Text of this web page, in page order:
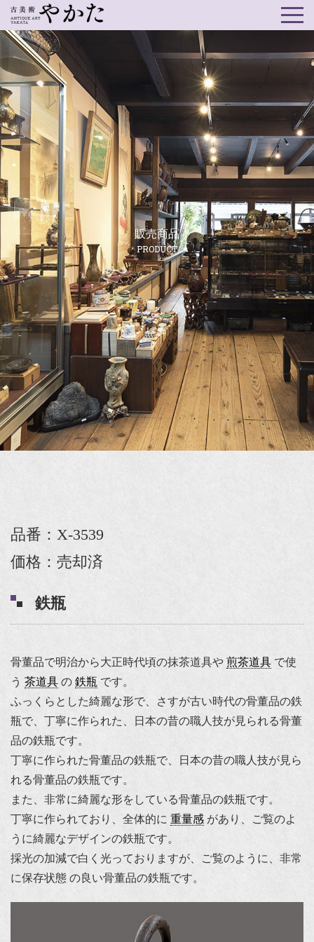
販売商品
PRODUCT
品番：X-3539
価格：売却済
鉄瓶
骨董品で明治から大正時代頃の抹茶道具や 煎茶道具 で使
う 茶道具 の 鉄瓶 です。
ふっくらとした綺麗な形で、さすが古い時代の骨董品の鉄
瓶で、丁寧に作られた、日本の昔の職人技が見られる骨董
品の鉄瓶です。
丁寧に作られた骨董品の鉄瓶で、日本の昔の職人技が見ら
れる骨董品の鉄瓶です。
また、非常に綺麗な形をしている骨董品の鉄瓶です。
丁寧に作られており、全体的に 重量感 があり、ご覧のよ
うに綺麗なデザインの鉄瓶です。
採光の加減で白く光っておりますが、ご覧のように、非常
に保存状態 の良い骨董品の鉄瓶です。